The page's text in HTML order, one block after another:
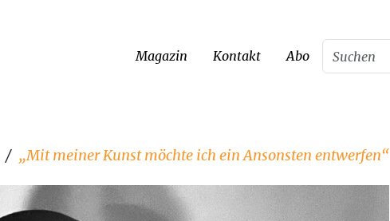
Magazin Kontakt Abo
„Mit meiner Kunst möchte ich ein Ansonsten entwerfen“